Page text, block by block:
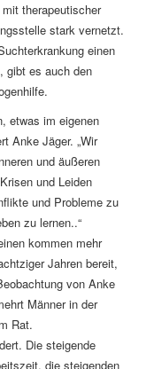
therapeutischer
stark vernetzt.
einen
gibt es auch den
etwas im eigenen
Anke Jäger. „Wir
und äußeren
und Leiden
und Probleme zu
zu lernen..“
kommen mehr
Jahren bereit,
von Anke
Männer in der
Rat.
Die steigende
die steigenden